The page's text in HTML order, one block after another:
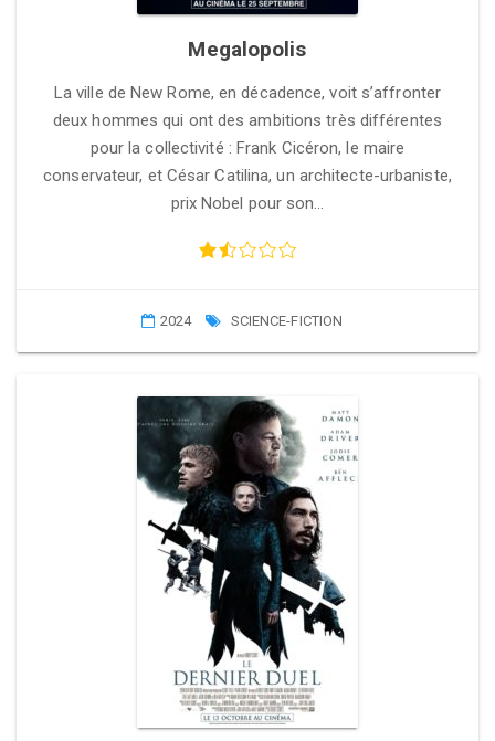
Megalopolis
La ville de New Rome, en décadence, voit s’affronter
deux hommes qui ont des ambitions très différentes
pour la collectivité : Frank Cicéron, le maire
conservateur, et César Catilina, un architecte-urbaniste,
prix Nobel pour son…
2024 SCIENCE-FICTION